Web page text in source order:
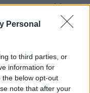
Personal
to third parties, or
information for
the below opt-out
note that after your
στους πολίτες
και να
υπαίθριους